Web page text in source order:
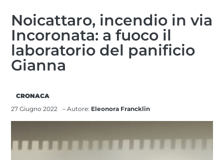
Noicattaro, incendio in via
Incoronata: a fuoco il
laboratorio del panificio
Gianna
CRONACA
27 Giugno 2022
– Autore: Eleonora Francklin